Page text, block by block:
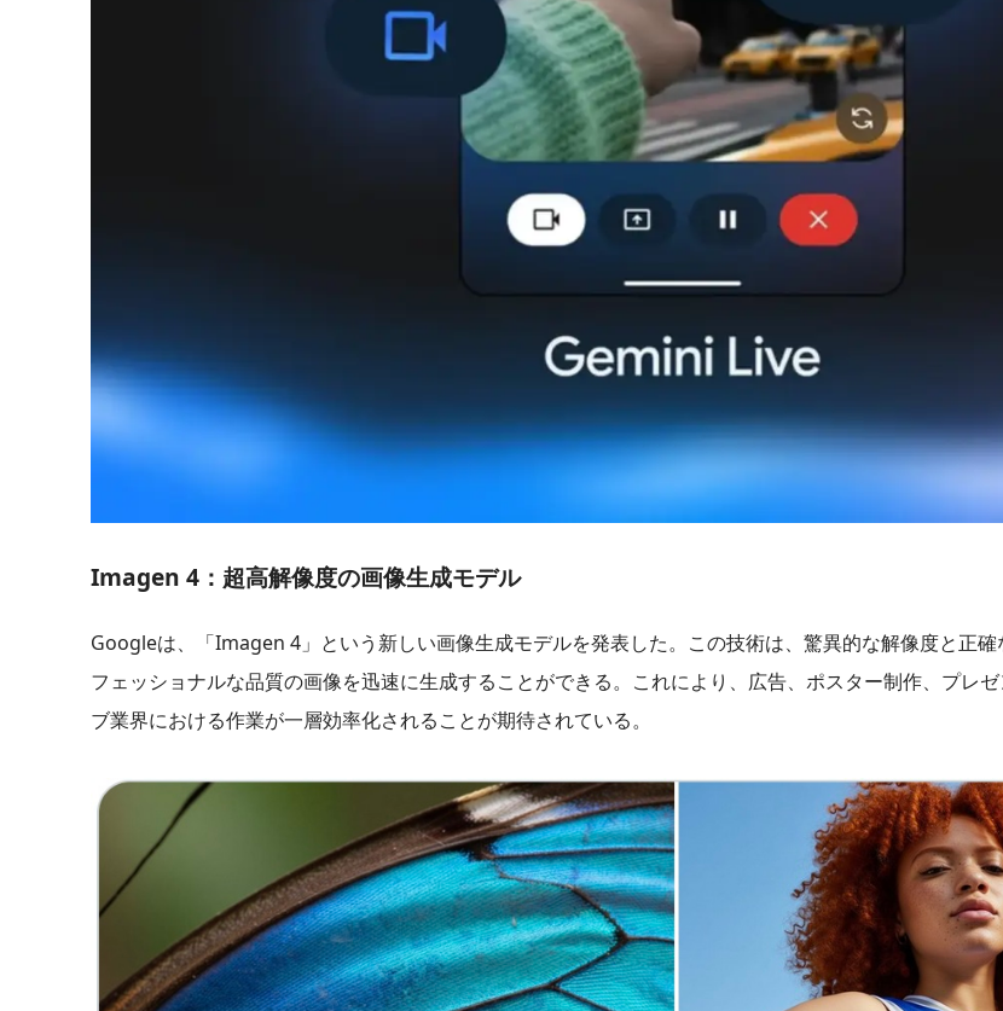
Imagen 4：超高解像度の画像生成モデル
Googleは、「Imagen 4」という新しい画像生成モデルを発表した。この技術は、驚異的な解像度と正
フェッショナルな品質の画像を迅速に生成することができる。これにより、広告、ポスター制作、プレ
ブ業界における作業が一層効率化されることが期待されている。